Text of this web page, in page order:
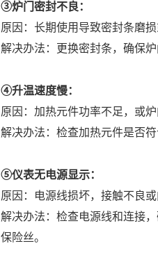
③炉门密封不良：
原因：长期使用导致密封条磨损
解决办法：更换密封条，确保炉
④升温速度慢：
原因：加热元件功率不足，或炉
解决办法：检查加热元件是否
⑤仪表无电源显示：
原因：电源线损坏，接触不良或
解决办法：检查电源线和连接
保险丝。